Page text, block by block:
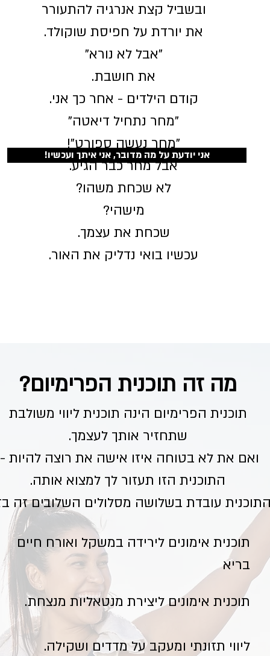
ובשביל קצת אנרגיה להתעורר
את יורדת על חפיסת שוקולד.
"אבל לא נורא"
את חושבת.
קודם הילדים - אחר כך אני.
"מחר נתחיל דיאטה"
"מחר נעשה ספורט"!
אבל מחר כבר הגיע.
לא שכחת משהו?
מישהי?
שכחת את עצמך.
עכשיו בואי נדליק את האור.
!אני יודעת על מה מדובר, אני איתך ועכשיו
מה זה תוכנית הפרימיום?
תוכנית הפרימיום הינה תוכנית ליווי משולבת
שתחזיר אותך לעצמך.
ואם את לא בטוחה איזו אישה את רוצה להיות
התוכנית הזו תעזור לך למצוא אותה.
עובדת בשלושה מסלולים השלובים זה
תוכנית אימונים לירידה במשקל ואורח חיים
בריא
תוכנית אימונים ליצירת מנטאליות מנצחת.
ליווי תזונתי ומעקב על מדדים ושקילה.